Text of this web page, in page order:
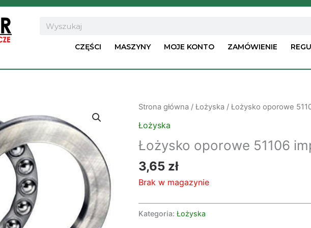
Search
CZĘŚCI MASZYNY MOJE KONTO ZAMÓWIENIE
Strona główna / Łożyska / Łożysko oporowe
Łożyska
Łożysko oporowe 51106
3,65 zł
Brak w magazynie
Kategoria: Łożyska